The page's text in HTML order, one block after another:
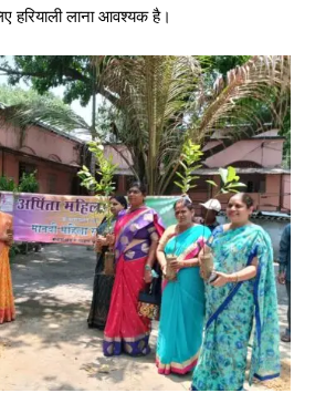
हरियाली लाना आवश्यक है।